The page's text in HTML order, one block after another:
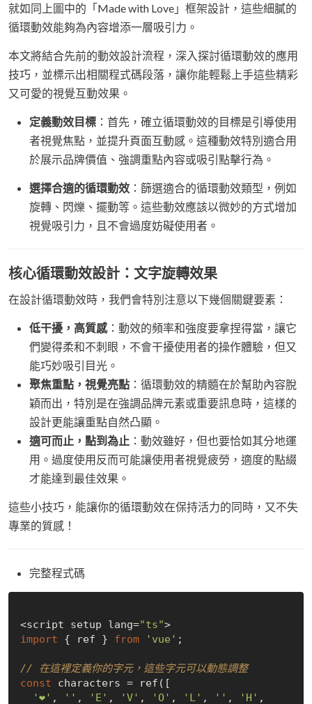
就如同上圖中的「Made with Love」框架設計，這些細膩的
循環動效能夠為內容增添一層吸引力。
本文將結合先前的動效設計流程，深入探討循環動效的應用
技巧，並標示出相關程式碼段落，讓你能輕鬆上手這些精彩
又可愛的視覺互動效果。
定義動效目標 ：首先，確立循環動效的目標是引導使用
者視覺焦點，並提升頁面互動感。這種動效特別適合用
於展示品牌價值、強調重點內容或吸引點擊行為。
選擇合適的循環動效 ：篩選適合的循環動效類型，例如
旋轉、閃爍、擺動等。這些動效應該以微妙的方式增加
視覺吸引力，且不會過度妨礙使用者。
核心循環動效設計：文字旋轉效果
在設計循環動效時，我們會特別注意以下幾個關鍵要素：
低干擾，高質感 ：動效的頻率和強度要拿捏得當，讓它
們變得柔和不刺眼，不會干擾使用者的操作體驗，但又
能巧妙吸引目光。
聚焦重點，視覺亮點 ：循環動效的精髓在於幫助內容脫
穎而出，特別是在強調品牌元素或重要訊息時，這樣的
設計更能讓重點自然凸顯。
適可而止，點到為止 ：動效雖好，但也要恰如其分地運
用。過度使用反而可能讓使用者視覺疲勞，適度的點綴
才能達到最佳效果。
這些小技巧，能讓你的循環動效在保持活力的同時，又不失
專業的質感！
完整程式碼
<script setup lang="ts" >
import { ref } from 'vue' ;
// 在這裡定義你的字元，這些字元可以動態調整
const characters = ref([
'❤' , '' , 'E' , 'V' , 'O' , 'L' , '' , 'H'